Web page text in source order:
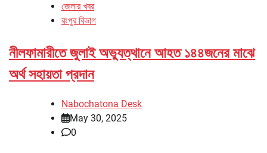
জেলার খবর
রংপুর বিভাগ
নীলফামারীতে জুলাই অভ্যুত্থানে আহত ১৪৪জনের মাঝে
অর্থ সহায়তা প্রদান
Nabochatona Desk
May 30, 2025
0